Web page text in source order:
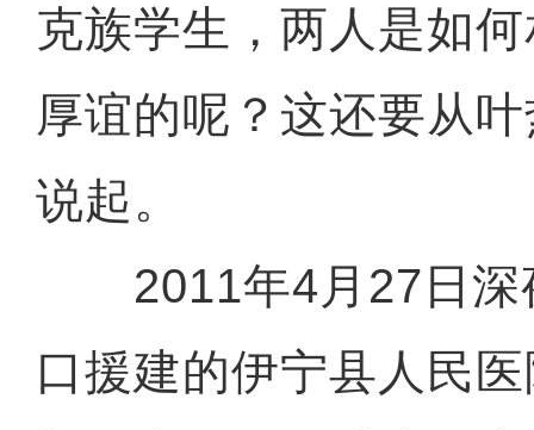
克族学生，两人是如
厚谊的呢？这还要从
说起。
2011年4月27日深
口援建的伊宁县人民